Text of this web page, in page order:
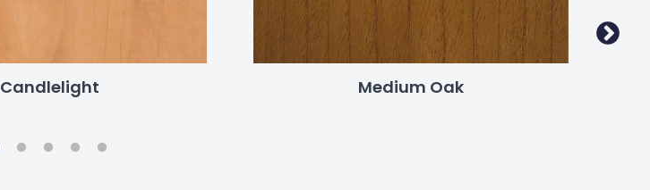
Candlelight Medium Oak